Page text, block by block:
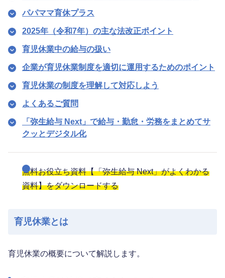
パパママ育休プラス
2025年（令和7年）の主な法改正ポイント
育児休業中の給与の扱い
企業が育児休業制度を適切に運用するためのポイント
育児休業の制度を理解して対応しよう
よくあるご質問
「弥生給与 Next」で給与・勤怠・労務をまとめてサ
クッとデジタル化
無料お役立ち資料【「弥生給与 Next」がよくわかる
資料】をダウンロードする
育児休業とは
育児休業の概要について解説します。